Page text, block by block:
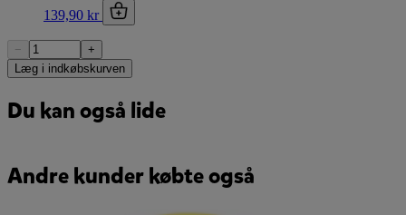
139,90 kr
−
+
Læg i indkøbskurven
Du kan også lide
Andre kunder købte også